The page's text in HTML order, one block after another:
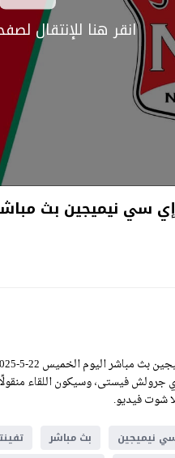
انقر هنا للإنتقال
شوت فيديو.
نيميجين بث مباشر